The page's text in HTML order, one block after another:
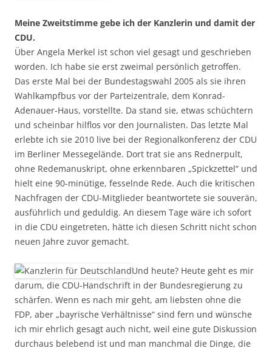
Meine Zweitstimme gebe ich der Kanzlerin und damit der
CDU.
Über Angela Merkel ist schon viel gesagt und geschrieben
worden. Ich habe sie erst zweimal persönlich getroffen.
Das erste Mal bei der Bundestagswahl 2005 als sie ihren
Wahlkampfbus vor der Parteizentrale, dem Konrad-
Adenauer-Haus, vorstellte. Da stand sie, etwas schüchtern
und scheinbar hilflos vor den Journalisten. Das letzte Mal
erlebte ich sie 2010 live bei der Regionalkonferenz der CDU
im Berliner Messegelände. Dort trat sie ans Rednerpult,
ohne Redemanuskript, ohne erkennbaren „Spickzettel“ und
hielt eine 90-minütige, fesselnde Rede. Auch die kritischen
Nachfragen der CDU-Mitglieder beantwortete sie souverän,
ausführlich und geduldig. An diesem Tage wäre ich sofort
in die CDU eingetreten, hätte ich diesen Schritt nicht schon
neuen Jahre zuvor gemacht.
Und heute? Heute geht es mir
darum, die CDU-Handschrift in der Bundesregierung zu
schärfen. Wenn es nach mir geht, am liebsten ohne die
FDP, aber „bayrische Verhältnisse“ sind fern und wünsche
ich mir ehrlich gesagt auch nicht, weil eine gute Diskussion
durchaus belebend ist und man manchmal die Dinge, die